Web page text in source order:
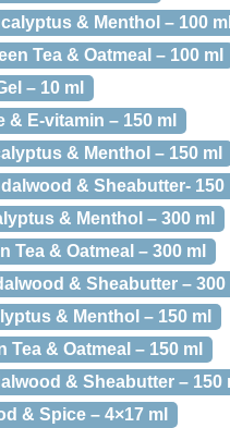
& Menthol – 100
Tea & Oatmeal – 100 ml
– 10 ml
E-vitamin – 150 ml
& Menthol – 150 ml
& Sheabutter- 150
& Menthol – 300 ml
Tea & Oatmeal – 300 ml
& Sheabutter – 300
& Menthol – 150 ml
& Oatmeal – 150 ml
& Sheabutter – 150
& Spice – 4×17 ml